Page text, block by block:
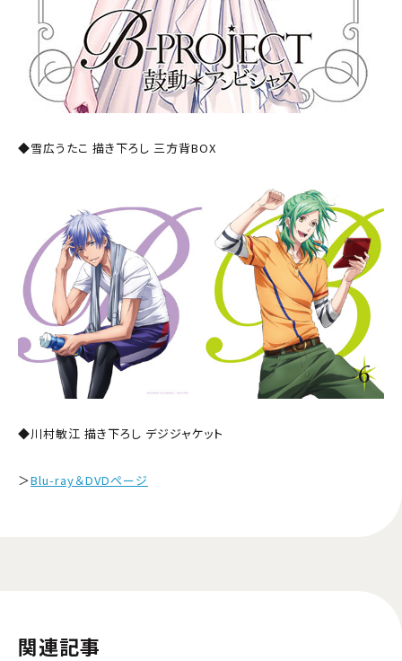
◆雪広うたこ 描き下ろし 三方背BOX
◆川村敏江 描き下ろし デジジャケット
＞Blu-ray＆DVDページ
関連記事